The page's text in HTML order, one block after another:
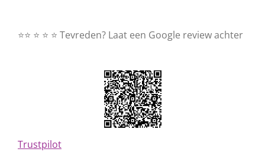
⭐⭐ ⭐ ⭐ ⭐ Tevreden? Laat een Google review achter
Trustpilot